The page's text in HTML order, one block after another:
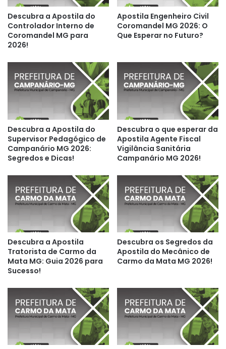
Descubra a Apostila do
Controlador Interno de
Coromandel MG para
2026!
Apostila Engenheiro Civil
Coromandel MG 2026: O
Que Esperar no Futuro?
Descubra a Apostila do
Supervisor Pedagógico de
Campanário MG 2026:
Segredos e Dicas!
Descubra o que esperar da
Apostila Agente Fiscal
Vigilância Sanitária
Campanário MG 2026!
Descubra a Apostila
Tratorista de Carmo da
Mata MG: Guia 2026 para
Sucesso!
Descubra os Segredos da
Apostila do Mecânico de
Carmo da Mata MG 2026!